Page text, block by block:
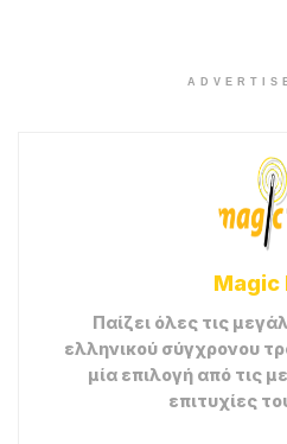
Magic
Παίζει όλες τις
ελληνικού σύγχρονου
μία επιλογή από τις
επιτυχίες